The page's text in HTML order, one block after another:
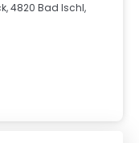
4820 Bad Ischl,